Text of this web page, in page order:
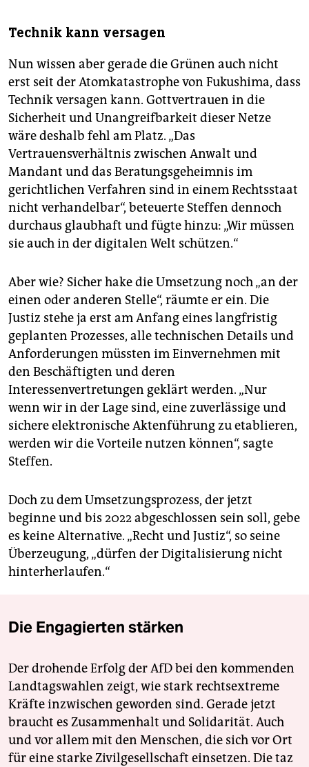
Technik kann versagen
Nun wissen aber gerade die Grünen auch nicht
erst seit der Atomkatastrophe von Fukushima, dass
Technik versagen kann. Gottvertrauen in die
Sicherheit und Unangreifbarkeit dieser Netze
wäre deshalb fehl am Platz. „Das
Vertrauensverhältnis zwischen Anwalt und
Mandant und das Beratungsgeheimnis im
gerichtlichen Verfahren sind in einem Rechtsstaat
nicht verhandelbar“, beteuerte Steffen dennoch
durchaus glaubhaft und fügte hinzu: „Wir müssen
sie auch in der digitalen Welt schützen.“
Aber wie? Sicher hake die Umsetzung noch „an der
einen oder anderen Stelle“, räumte er ein. Die
Justiz stehe ja erst am Anfang eines langfristig
geplanten Prozesses, alle technischen Details und
Anforderungen müssten im Einvernehmen mit
den Beschäftigten und deren
Interessenvertretungen geklärt werden. „Nur
wenn wir in der Lage sind, eine zuverlässige und
sichere elektronische Aktenführung zu etablieren,
werden wir die Vorteile nutzen können“, sagte
Steffen.
Doch zu dem Umsetzungsprozess, der jetzt
beginne und bis 2022 abgeschlossen sein soll, gebe
es keine Alternative. „Recht und Justiz“, so seine
Überzeugung, „dürfen der Digitalisierung nicht
hinterherlaufen.“
Die Engagierten stärken
Der drohende Erfolg der AfD bei den kommenden
Landtagswahlen zeigt, wie stark rechtsextreme
Kräfte inzwischen geworden sind. Gerade jetzt
braucht es Zusammenhalt und Solidarität. Auch
und vor allem mit den Menschen, die sich vor Ort
für eine starke Zivilgesellschaft einsetzen. Die taz